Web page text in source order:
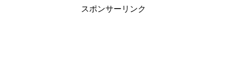
スポンサーリンク